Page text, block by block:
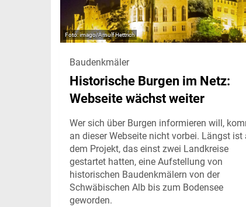
imago/Arnulf Hettrich
Baudenkmäler
Historische Burgen im Netz:
Webseite wächst weiter
Wer sich über Burgen informieren will,
an dieser Webseite nicht vorbei. Längst ist
dem Projekt, das einst zwei Landkreise
gestartet hatten, eine Aufstellung von
historischen Baudenkmälern von der
Schwäbischen Alb bis zum Bodensee
geworden.